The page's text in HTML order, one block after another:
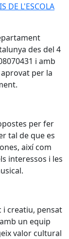
DE L'ESCOLA
des del 4
i amb
per la
per fer
tal de que es
així com
interessos i les
i creatiu, pensat
un equip
valor cultural